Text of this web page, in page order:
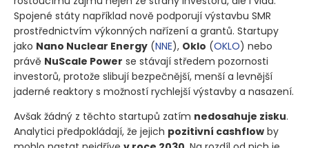
Spojené státy například nově podporují výstavbu SMR
prostřednictvím výkonných nařízení a grantů. Startupy
jako Nano Nuclear Energy (NNE), Oklo (OKLO) nebo
právě NuScale Power se stávají středem pozornosti
investorů, protože slibují bezpečnější, menší a levnější
jaderné reaktory s možností rychlejší výstavby a nasazení.
Avšak žádný z těchto startupů zatím nedosahuje zisku.
Analytici předpokládají, že jejich pozitivní cashflow by